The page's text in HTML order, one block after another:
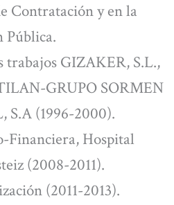
Contratación y en la
Pública.
trabajos GIZAKER, S.L.,
GRUPO SORMEN
S.A (1996-2000).
Financiera, Hospital
(2008-2011).
(2011-2013).